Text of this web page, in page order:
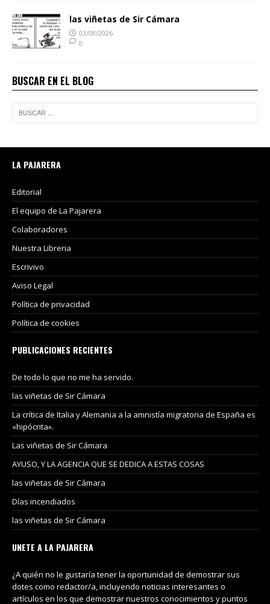
las viñetas de Sir Cámara
03/08/2026
0
BUSCAR EN EL BLOG
LA PAJARERA
Editorial
El equipo de La Pajarera
Colaboradores
Nuestra Libreria
Escrivivo
Aviso Legal
Política de privacidad
Política de cookies
PUBLICACIONES RECIENTES
De todo lo que no me ha servido.
las viñetas de Sir Cámara
La crítica de Italia y Alemania a la amnistía migratoria de España es
«hipócrita».
Las viñetas de Sir Cámara
AYUSO, Y LA AGENCIA QUE SE DEDICA A ESTAS COSAS
las viñetas de Sir Cámara
Días incendiados
las viñetas de Sir Cámara
UNETE A LA PAJARERA
¿A quién no le gustaría tener la oportunidad de demostrar sus
dotes como redactor/a, incluyendo noticias interesantes o
artículos en los que demostrar nuestros conocimientos y puntos